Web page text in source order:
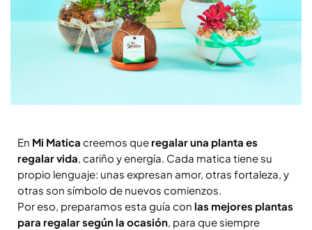
En Mi Matica creemos que regalar una planta es
regalar vida, cariño y energía. Cada matica tiene su
propio lenguaje: unas expresan amor, otras fortaleza, y
otras son símbolo de nuevos comienzos.
Por eso, preparamos esta guía con las mejores plantas
para regalar según la ocasión, para que siempre